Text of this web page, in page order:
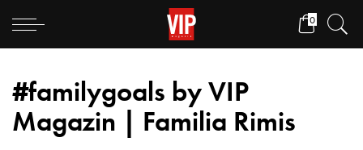
0
#familygoals by VIP
Magazin | Familia Rimis